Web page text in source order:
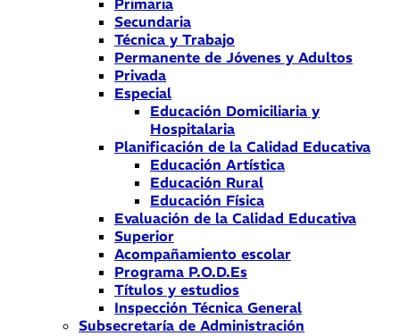
Primaria
Secundaria
Técnica y Trabajo
Permanente de Jóvenes y Adultos
Privada
Especial
Educación Domiciliaria y
Hospitalaria
Planificación de la Calidad Educativa
Educación Artística
Educación Rural
Educación Física
Evaluación de la Calidad Educativa
Superior
Acompañamiento escolar
Programa P.O.D.Es
Títulos y estudios
Inspección Técnica General
Subsecretaría de Administración